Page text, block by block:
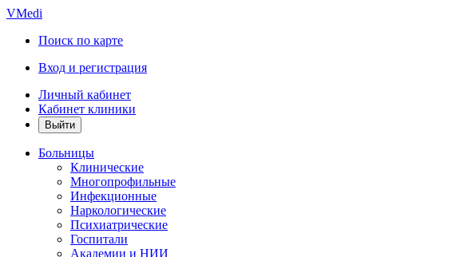
VMedi
Поиск по карте
Вход и регистрация
Личный кабинет
Кабинет клиники
Больницы
Клинические
Многопрофильные
Инфекционные
Наркологические
Психиатрические
Госпитали
Академии и НИИ